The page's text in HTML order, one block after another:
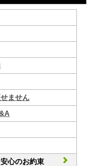
ません
心のお約束